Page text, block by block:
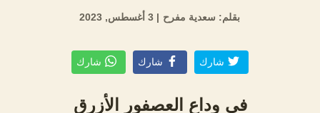
بقلم: سعدية مفرح | 3 أغسطس, 2023
شارك شارك شارك
في وداع العصفور الأزرق